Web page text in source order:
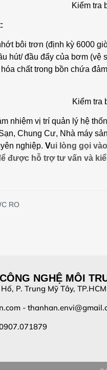
Kiểm tra
bôi trơn (định kỳ 6000
hút/ đầu đẩy của bơm (vệ
chất trong bồn chứa
Kiểm tra
nhiệm vị trí quản lý hệ
Chung Cư, Nhà máy
nghiệp. Vui lòng gọi
được hỗ trợ tư vấn và
RO
NGHỆ MÔI
P. Trung Mỹ Tây, TP.HCM
-